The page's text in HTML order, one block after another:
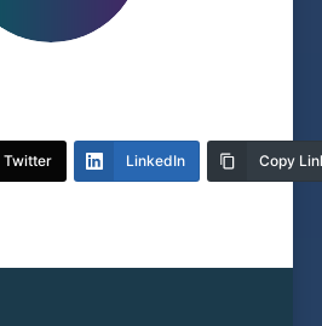
Twitter LinkedIn Copy